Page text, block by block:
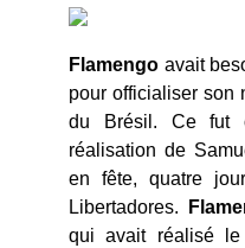
Flamengo avait
pour officialiser son
du Brésil. Ce fut
réalisation de
en fête, quatre
Libertadores.
qui avait réalisé le